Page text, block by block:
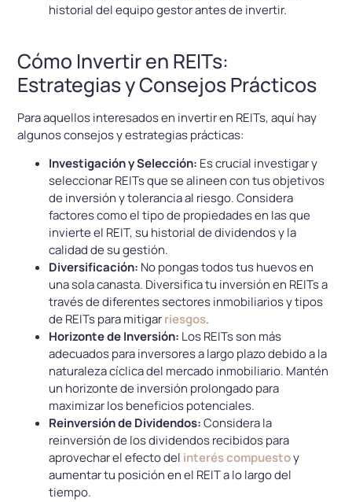
historial del equipo gestor antes de invertir.
Cómo Invertir en REITs:
Estrategias y Consejos Prácticos
Para aquellos interesados en invertir en REITs, aquí hay
algunos consejos y estrategias prácticas:
Investigación y Selección: Es crucial investigar y
seleccionar REITs que se alineen con tus objetivos
de inversión y tolerancia al riesgo. Considera
factores como el tipo de propiedades en las que
invierte el REIT, su historial de dividendos y la
calidad de su gestión.
Diversificación: No pongas todos tus huevos en
una sola canasta. Diversifica tu inversión en REITs a
través de diferentes sectores inmobiliarios y tipos
de REITs para mitigarriesgos.
Horizonte de Inversión: Los REITs son más
adecuados para inversores a largo plazo debido a la
naturaleza cíclica del mercado inmobiliario. Mantén
un horizonte de inversión prolongado para
maximizar los beneficios potenciales.
Reinversión de Dividendos:Considera la
reinversión de los dividendos recibidos para
aprovechar el efecto del interés compuestoy
aumentar tu posición en el REIT a lo largo del
tiempo.